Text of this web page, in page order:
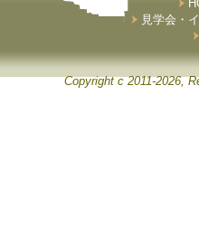
見学会・
Copyright c 2011-2026,